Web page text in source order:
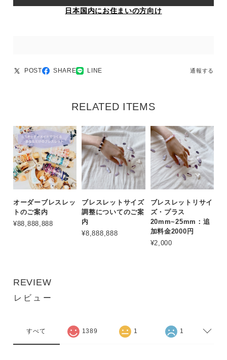
日本国内にお住まいの方向け
POST SHARE LINE 通報する
RELATED ITEMS
オーダーブレスレッ
トのご案内
¥88,888,888
ブレスレットサイズ
調整についてのご案
内
¥8,888,888
ブレスレットリサイ
ズ・プラス
20mm~25mm：追
加料金2000円
¥2,000
REVIEW
レビュー
すべて 1389 1 1